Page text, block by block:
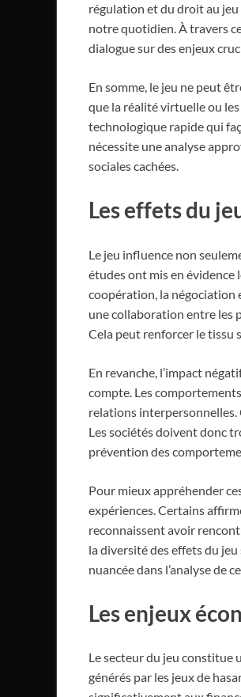
régulation et du droit au
notre quotidien. À travers
dialogue sur des enjeux
En somme, le jeu ne peut
que la réalité virtuelle ou
technologique rapide qui
nécessite une analyse
sociales cachées.
Les effets du
Le jeu influence non
études ont mis en évidence
coopération, la négociation
une collaboration entre les
Cela peut renforcer le tissu
En revanche, l’impact
compte. Les
relations interpersonnelles.
Les sociétés doivent donc
prévention des
Pour mieux appréhender
expériences. Certains
reconnaissent avoir
la diversité des effets du
nuancée dans l’analyse de
Les enjeux
Le secteur du jeu constitue
générés par les jeux de